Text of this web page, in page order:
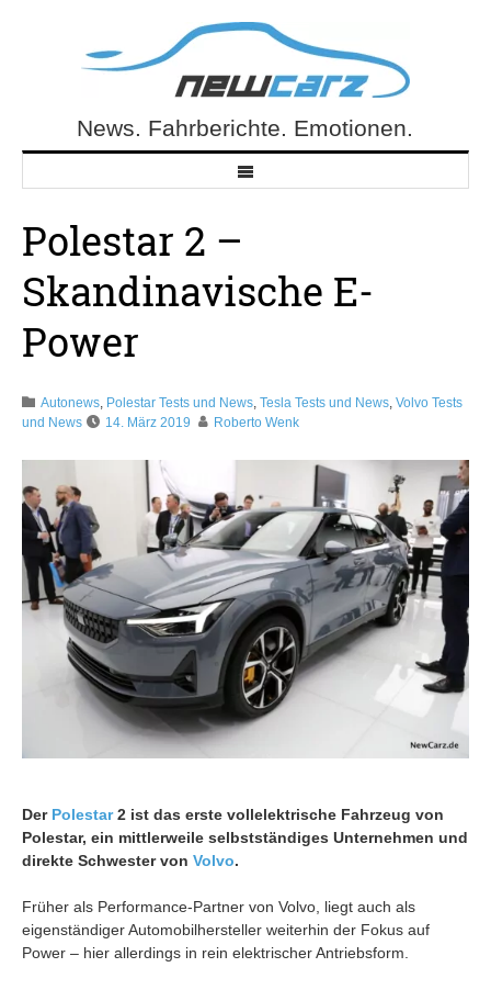
NewCarz.deNews. Fahrberichte. Emotionen.
Polestar 2 –
Skandinavische E-
Power
Autonews, Polestar Tests und News, Tesla Tests und News, Volvo Tests
und News
14. März 2019 Roberto Wenk
Der Polestar2 ist das erste vollelektrische Fahrzeug von
Polestar, ein mittlerweile selbstständiges Unternehmen und
direkte Schwester von Volvo.
Früher als Performance-Partner von Volvo, liegt auch als
eigenständiger Automobilhersteller weiterhin der Fokus auf
Power – hier allerdings in rein elektrischer Antriebsform.